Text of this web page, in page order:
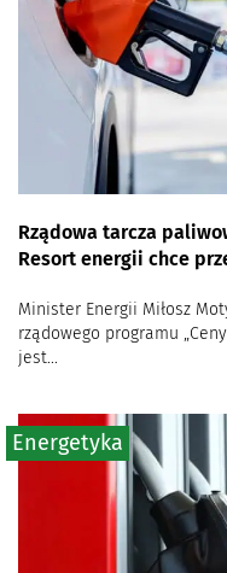
Rządowa tarcza
Resort energii chce
Minister Energii Miłosz
rządowego programu
jest...
Energetyka